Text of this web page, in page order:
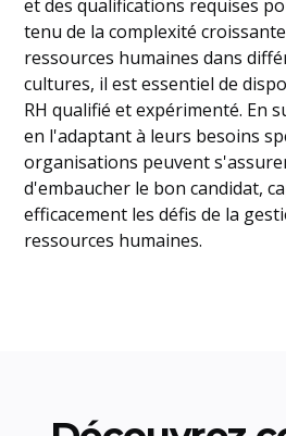
et des qualifications requises
tenu de la complexité
ressources humaines dans
cultures, il est essentiel de
RH qualifié et expérimenté. En
en l'adaptant à leurs besoins
organisations peuvent
d'embaucher le bon candidat,
efficacement les défis de la
ressources humaines.